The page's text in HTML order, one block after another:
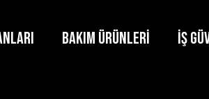
BAKIM ÜRÜNLERİ İŞ